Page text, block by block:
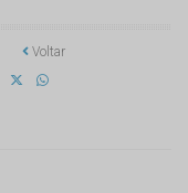
Voltar